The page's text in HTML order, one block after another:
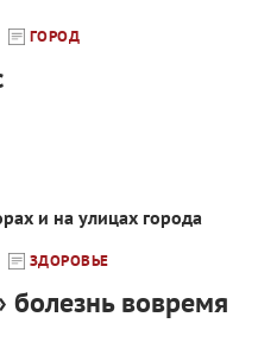
ГОРОД
и на улицах города
ЗДОРОВЬЕ
болезнь вовремя